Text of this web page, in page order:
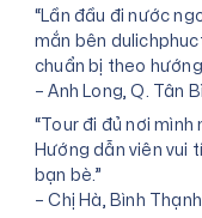
“Lần đầu đi nước
mắn bên
chuẩn bị theo
– Anh Long, Q. Tân
“Tour đi đủ nơi
Hướng dẫn viên vui
bạn bè.”
– Chị Hà, Bình Thạnh